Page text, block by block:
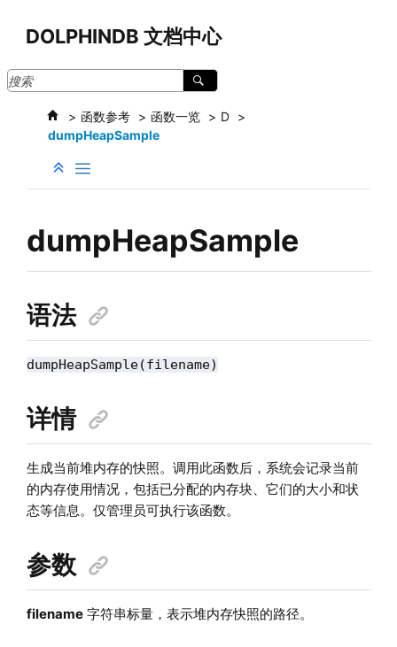
DOLPHINDB 文档中心
函数参考 函数一览
D
dumpHeapSample
dumpHeapSample
语法
dumpHeapSample(filename)
详情
生成当前堆内存的快照。调用此函数后，系统会记录当前
的内存使用情况，包括已分配的内存块、它们的大小和状
态等信息。仅管理员可执行该函数。
参数
filename字符串标量，表示堆内存快照的路径。